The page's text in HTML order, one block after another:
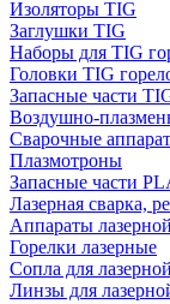
Изоляторы TIG
Заглушки TIG
Наборы для TIG
Головки TIG
Запасные части
Воздушно-
Сварочные
Плазмотроны
Запасные части
Лазерная сварка,
Аппараты
Горелки лазерные
Сопла для
Линзы для